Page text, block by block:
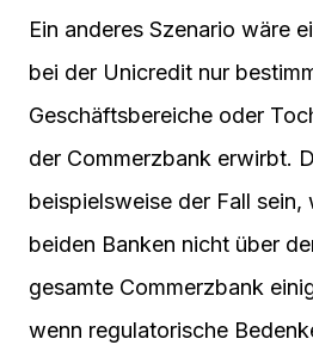
Ein anderes Szenario wäre
bei der Unicredit nur
Geschäftsbereiche oder
der Commerzbank erwirbt.
beispielsweise der Fall sein,
beiden Banken nicht über
gesamte Commerzbank
wenn regulatorische